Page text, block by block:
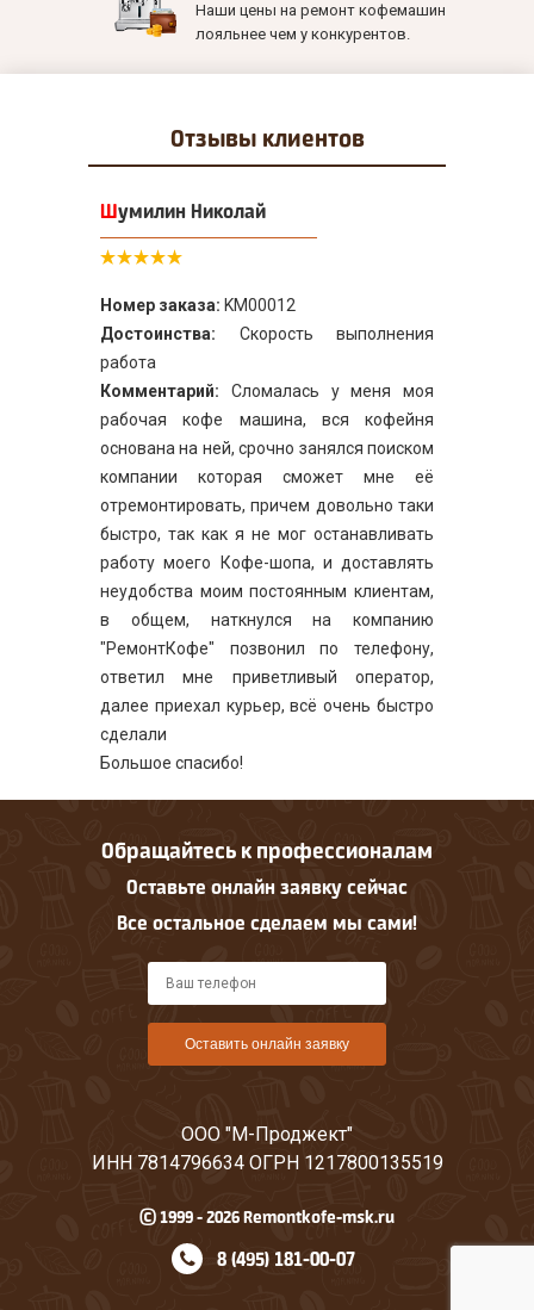
Наши цены на ремонт кофемашин
лояльнее чем у конкурентов.
Отзывы клиентов
Шумилин Николай
Номер заказа: KM00012
Достоинства: Скорость выполнения
работа
Комментарий: Сломалась у меня моя
рабочая кофе машина, вся кофейня
основана на ней, срочно занялся поиском
компании которая сможет мне её
отремонтировать, причем довольно таки
быстро, так как я не мог останавливать
работу моего Кофе-шопа, и доставлять
неудобства моим постоянным клиентам,
в общем, наткнулся на компанию
"РемонтКофе" позвонил по телефону,
ответил мне приветливый оператор,
далее приехал курьер, всё очень быстро
сделали
Большое спасибо!
Обращайтесь к профессионалам
Оставьте онлайн заявку сейчас
Все остальное сделаем мы сами!
Оставить онлайн заявку
ООО "М-Проджект"
ИНН 7814796634 ОГРН 1217800135519
© 1999 - 2026 Remontkofe-msk.ru
8 (495) 181-00-07